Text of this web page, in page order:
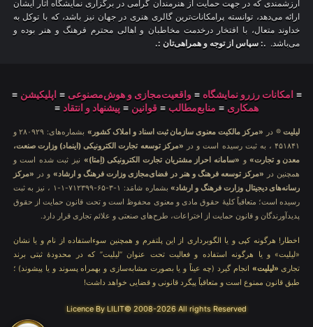
ارزشمندی که در جهت حمایت از هنرمندان گرامی در برگزاری نمایشگاه آثار ایشان
ارائه می‌دهد، توانسته پرامکانات‌ترین گالری هنری در جهان نیز باشد، که با توکل به
خداوند متعال، با افتخار درخدمت مخاطبان و اهالی محترم فرهنگ و هنر بوده و
می‌باشد. .: سپاس از توجه و همراهی‌تان :.
≡ امکانات رزرو نمایشگاه ≡واقعیت‌مجازی و هوش‌مصنوعی ≡ اپلیکیشن ≡
همکاری ≡ منابع‌مطالب ≡ قوانین ≡ پیشنهاد و انتقاد ≡
لیلیت® در «مرکز مالکیت معنوی سازمان ثبت اسناد و املاک کشور»
بشماره‌های: ۲۸۰۹۲۹ و
۴۵۱۸۴۱ ، به ثبت رسیده است و در
«مرکز توسعه تجارت الکترونیکی (اینماد) وزارت صنعت،
معدن و تجارت»و «سامانه احراز مشتریان تجارت الکترونیکی (اِمتا)» نیز ثبت شده است و
همچنین در «مرکز توسعه فرهنگ و هنر در فضای‌مجازی وزارت فرهنگ و ارشاد» و در «مرکز
رسانه‌های دیجیتال وزارت فرهنگ و ارشاد»
بشماره شامَد: ۱-۳-۶۵-۷۱۲۳۹۹-۱-۱ ، نیز به ثبت
رسیده است؛ متعاقباً کلیهٔ حقوق مادی و معنوی محفوظ است و تحت قانون حمایت از حقوق
پدیدآورندگان و قانون حمایت از اختراعات، طرح‌های صنعتی و علائم تجاری قرار دارد.
اخطار! هرگونه کپی و یا الگوبرداری از این پلتفرم و همچنین سوءاستفاده از نام و یا نشان
«لیلیت» و یا هرگونه استفاده و فعالیت تحت عنوان “لیلیت” که در محدودهٔ ثبتی برند
تجاری «لیلیت» انجام گیرد (چه عیناً و یا بصورت مشابه‌سازی و بهمراه پسوند و یا پیشوند) ؛
طبق قانون ممنوع است و متعاقباً پیگرد قانونی و قضایی خواهد داشت!
Licence By LILIT© 2008-2026 All rights Reserved